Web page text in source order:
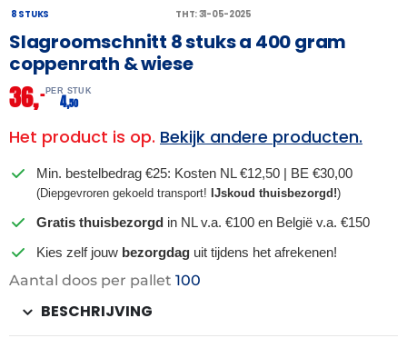
8 STUKS THT: 31-05-2025
Slagroomschnitt 8 stuks a 400 gram
coppenrath & wiese
36,– PER STUK
4,50
Het product is op. Bekijk andere producten.
Min. bestelbedrag €25: Kosten NL €12,50 | BE €30,00
(Diepgevroren gekoeld transport! IJskoud thuisbezorgd!)
Gratis thuisbezorgd in NL v.a. €100 en België v.a. €150
Kies zelf jouw bezorgdag uit tijdens het afrekenen!
Aantal doos per pallet 100
BESCHRIJVING